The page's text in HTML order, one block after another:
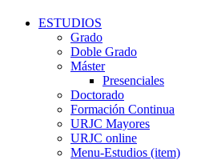
ESTUDIOS
Grado
Doble Grado
Máster
Presenciales
Doctorado
Formación Continua
URJC Mayores
URJC online
Menu-Estudios (item)